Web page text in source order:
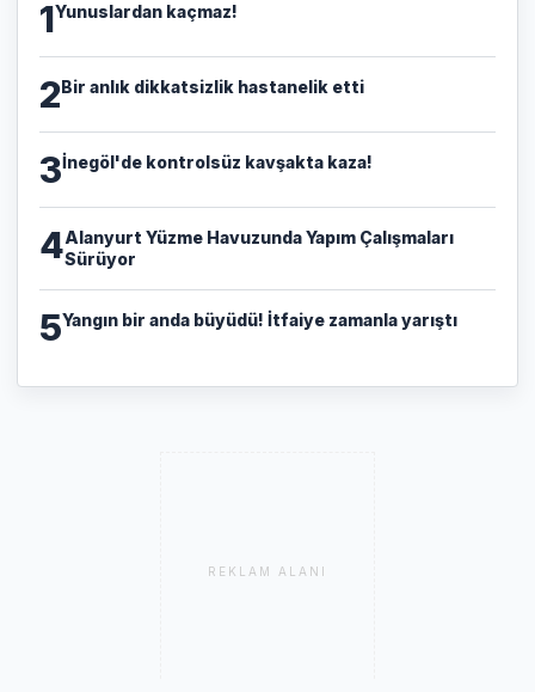
1Yunuslardan kaçmaz!
2Bir anlık dikkatsizlik hastanelik etti
3İnegöl'de kontrolsüz kavşakta kaza!
4Alanyurt Yüzme Havuzunda Yapım Çalışmaları
Sürüyor
5Yangın bir anda büyüdü! İtfaiye zamanla yarıştı
REKLAM ALANI